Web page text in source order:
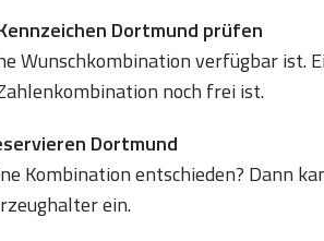
Dortmund prüfen
Wunschkombination verfügbar ist.
noch frei ist.
Dortmund
Kombination entschieden? Dann
ein.